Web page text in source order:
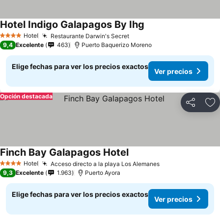
4 EstrellasHotel Restaurante Darwin's SecretVer precios
Hotel Indigo Galapagos By Ihg
9,4 Excelente 463 Puerto Baquerizo Moreno
Elige fechas para ver los precios exactos
Ver precios
Compartir
Opción destacada
4 EstrellasHotel Acceso directo a la playa Los AlemanesVer precios
Finch Bay Galapagos HotelVer precios
9,3 Excelente 1.963 Puerto Ayora
Elige fechas para ver los precios exactos
Ver precios